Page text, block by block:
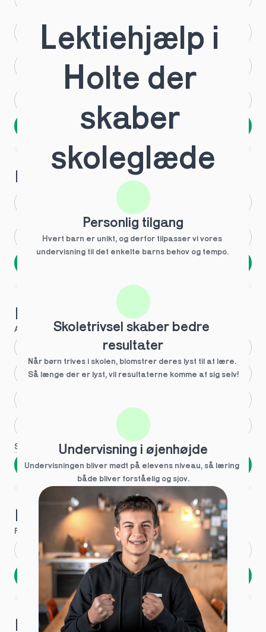
HTX HF
IB
Næste
1 ud af 9 for at finde den rette tutor
Hvilken årgang?
2.g Andet
1 ud af 9 for at finde den rette tutor
Hvilke behov?
Anbefalet til dig
Større skoleglæde
Se flere
Næste
Spring over
1 ud af 9 for at finde den rette tutor
Hvad hedder du?
Fornavn Efternavn
Næste
Opbevares sikkert - oplysninger deles aldrig
1 ud af 9 for at finde den rette tutor
Hvordan kontakter vi dig?
Lektiehjælp i
Holte der
skaber
skoleglæde
Personlig tilgang
Hvert barn er unikt, og derfor tilpasser vi vores
undervisning til det enkelte barns behov og tempo.
Skoletrivsel skaber bedre
resultater
Når børn trives i skolen, blomstrer deres lyst til at lære.
Så længe der er lyst, vil resultaterne komme af sig selv!
Undervisning i øjenhøjde
Undervisningen bliver mødt på elevens niveau, så læring
både bliver forståelig og sjov.